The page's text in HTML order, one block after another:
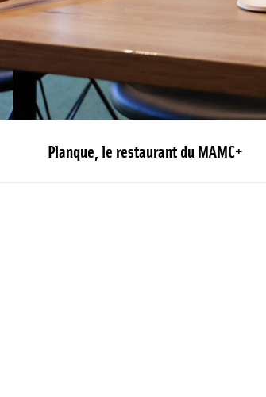
Planque, le restaurant du MAMC+